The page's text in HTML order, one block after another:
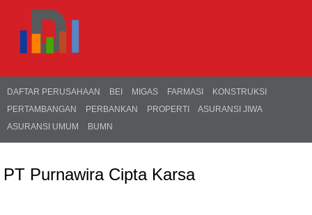
DAFTAR PERUSAHAAN BEI MIGAS FARMASI
KONSTRUKSI
PERTAMBANGAN
PERBANKAN PROPERTI
ASURANSI JIWA
ASURANSI UMUM
BUMN
PT Purnawira Cipta Karsa